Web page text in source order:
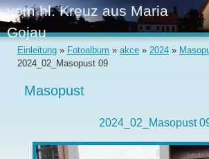
vom hl. Kreuz aus Maria
Gojau
Einleitung » Fotoalbum » akce » 2024 »
2024_02_Masopust 09
Masopust
2024_02_Masopust